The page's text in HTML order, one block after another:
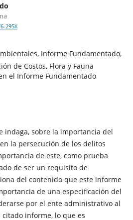
295X
Informe Fundamentado,
de Costos, Flora y Fauna
el Informe Fundamentado
indaga, sobre la importancia del
la persecución de los delitos
de este, como prueba
de ser un requisito de
del contenido que este informe
de una especificación del
por el ente administrativo al
informe, lo que es